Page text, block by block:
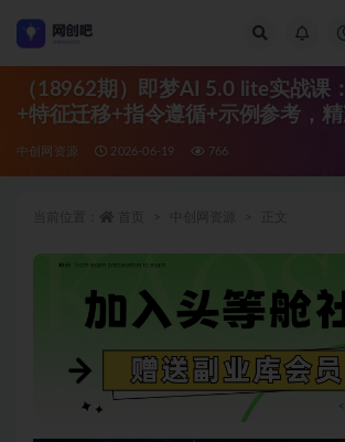
（18962期）即梦AI 5.0 lite实战课
+特征迁移+指令遵循+示例参考，
中创网资源 2026-06-19 766